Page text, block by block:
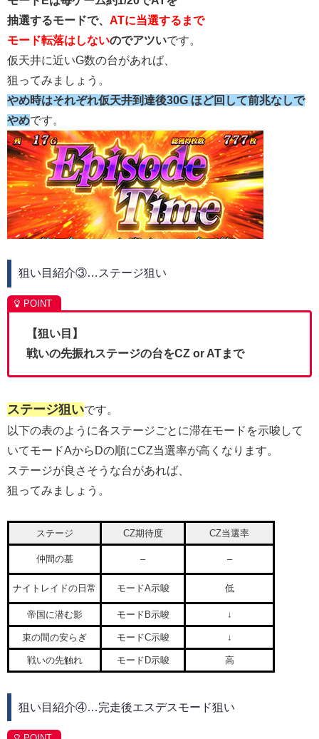
抽選するモードで、 ATに当選するまで
モード転落はしないのでアツいです。
仮天井に近いG数の台があれば、
狙ってみましょう。
やめ時はそれぞれ仮天井到達後30G ほど回して前兆なしで
やめです。
狙い目紹介③…ステージ狙い
【狙い目】
戦いの先振れステージの台をCZ or ATまで
ステージ狙いです。
以下の表のように各ステージごとに滞在モードを示唆して
いてモードAからDの順にCZ当選率が高くなります。
ステージが良さそうな台があれば、
狙ってみましょう。
ステージ CZ期待度 CZ当選率
仲間の墓 – –
ナイトレイドの日常 モードA示唆 低
帝国に潜む影 モードB示唆 ↓
束の間の安らぎ モードC示唆 ↓
戦いの先触れ モードD示唆 高
狙い目紹介④…完走後エスデスモード狙い